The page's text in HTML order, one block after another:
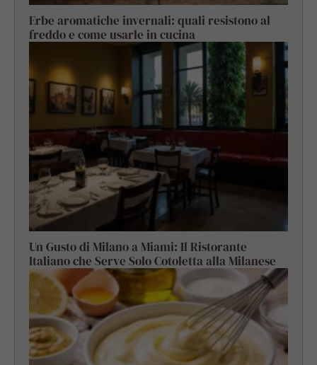
Erbe aromatiche invernali: quali resistono al
freddo e come usarle in cucina
Un Gusto di Milano a Miami: Il Ristorante
Italiano che Serve Solo Cotoletta alla Milanese